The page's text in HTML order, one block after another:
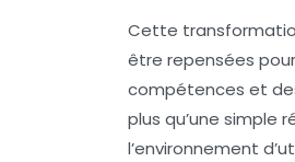
Cette
être repensées
compétences et
plus qu’une simple
l’environnement